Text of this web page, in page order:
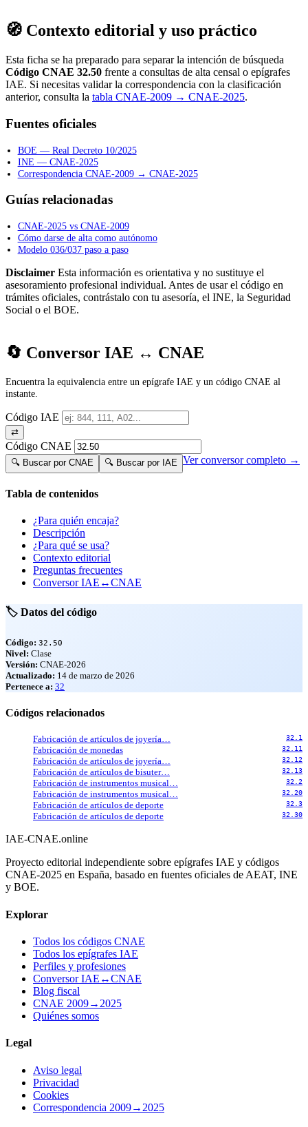
🧭 Contexto editorial y uso práctico
Esta ficha se ha preparado para separar la intención de búsqueda
Código CNAE 32.50 frente a consultas de alta censal o epígrafes
IAE. Si necesitas validar la correspondencia con la clasificación
anterior, consulta la tabla CNAE-2009 → CNAE-2025.
Fuentes oficiales
BOE — Real Decreto 10/2025
INE — CNAE-2025
Correspondencia CNAE-2009 → CNAE-2025
Guías relacionadas
CNAE-2025 vs CNAE-2009
Cómo darse de alta como autónomo
Modelo 036/037 paso a paso
Disclaimer Esta información es orientativa y no sustituye el
asesoramiento profesional individual. Antes de usar el código en
trámites oficiales, contrástalo con tu asesoría, el INE, la Seguridad
Social o el BOE.
🔄 Conversor IAE ↔ CNAE
Encuentra la equivalencia entre un epígrafe IAE y un código CNAE al
instante.
Código IAE
⇄
Código CNAE
🔍 Buscar por CNAE 🔍 Buscar por IAE Ver conversor completo →
Tabla de contenidos
¿Para quién encaja?
Descripción
¿Para qué se usa?
Contexto editorial
Preguntas frecuentes
Conversor IAE↔CNAE
🏷️ Datos del código
Código: 32.50
Nivel: Clase
Versión: CNAE-2026
Actualizado: 14 de marzo de 2026
Pertenece a: 32
Códigos relacionados
Fabricación de artículos de joyería… 32.1
Fabricación de monedas 32.11
Fabricación de artículos de joyería… 32.12
Fabricación de artículos de bisuter… 32.13
Fabricación de instrumentos musical… 32.2
Fabricación de instrumentos musical… 32.20
Fabricación de artículos de deporte 32.3
Fabricación de artículos de deporte 32.30
IAE-CNAE.online
Proyecto editorial independiente sobre epígrafes IAE y códigos
CNAE-2025 en España, basado en fuentes oficiales de AEAT, INE
y BOE.
Explorar
Todos los códigos CNAE
Todos los epígrafes IAE
Perfiles y profesiones
Conversor IAE↔CNAE
Blog fiscal
CNAE 2009→2025
Quiénes somos
Legal
Aviso legal
Privacidad
Cookies
Correspondencia 2009→2025